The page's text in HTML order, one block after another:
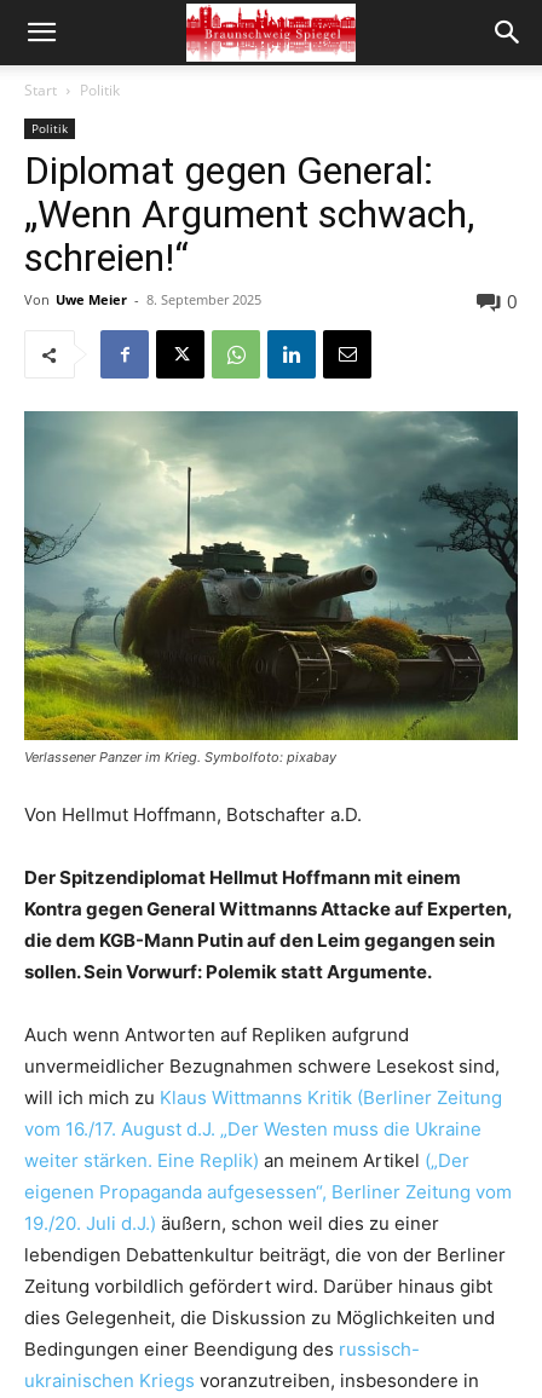
Start Politik
Politik
Diplomat gegen General:
„Wenn Argument schwach,
schreien!“
Von Uwe Meier - 8. September 2025 0
Verlassener Panzer im Krieg. Symbolfoto: pixabay
Von Hellmut Hoffmann, Botschafter a.D.
Der Spitzendiplomat Hellmut Hoffmann mit einem
Kontra gegen General Wittmanns Attacke auf Experten,
die dem KGB-Mann Putin auf den Leim gegangen sein
sollen. Sein Vorwurf: Polemik statt Argumente.
Auch wenn Antworten auf Repliken aufgrund
unvermeidlicher Bezugnahmen schwere Lesekost sind,
will ich mich zu Klaus Wittmanns Kritik (Berliner Zeitung
vom 16./17. August d.J. „Der Westen muss die Ukraine
weiter stärken. Eine Replik) an meinem Artikel („Der
eigenen Propaganda aufgesessen“, Berliner Zeitung vom
19./20. Juli d.J.) äußern, schon weil dies zu einer
lebendigen Debattenkultur beiträgt, die von der Berliner
Zeitung vorbildlich gefördert wird. Darüber hinaus gibt
dies Gelegenheit, die Diskussion zu Möglichkeiten und
Bedingungen einer Beendigung des russisch-
ukrainischen Kriegs voranzutreiben, insbesondere in